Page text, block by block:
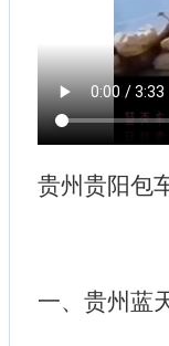
贵州贵阳包
一、贵州蓝